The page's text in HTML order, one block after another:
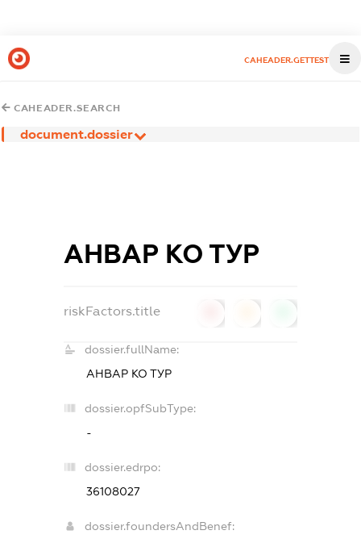
CAHEADER.GETTEST
CAHEADER.SEARCH
document.dossier
АНВАР КО ТУР
riskFactors.title
dossier.fullName:
АНВАР КО ТУР
dossier.opfSubType:
-
dossier.edrpo:
36108027
dossier.foundersAndBenef: